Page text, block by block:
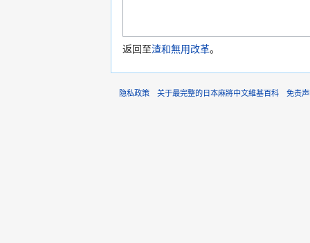
返回至渣和無用改革。
隐私政策 关于最完整的日本麻將中文維基百科 免责